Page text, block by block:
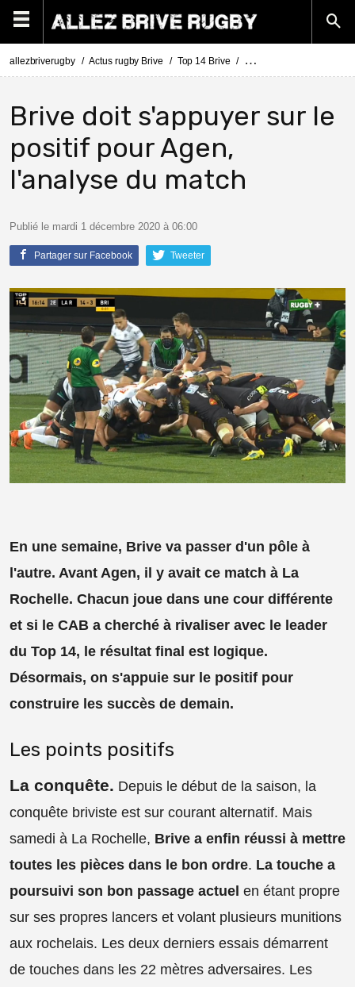
allezbriverugby Actus rugby Brive Top 14 Brive Top 14 La Rochelle -
Brive doit s'appuyer sur le
positif pour Agen,
l'analyse du match
Publié le mardi 1 décembre 2020 à 06:00
Partager sur Facebook Tweeter
En une semaine, Brive va passer d'un pôle à
l'autre. Avant Agen, il y avait ce match à La
Rochelle. Chacun joue dans une cour différente
et si le CAB a cherché à rivaliser avec le leader
du Top 14, le résultat final est logique.
Désormais, on s'appuie sur le positif pour
construire les succès de demain.
Les points positifs
La conquête. Depuis le début de la saison, la
conquête briviste est sur courant alternatif. Mais
samedi à La Rochelle, Brive a enfin réussi à mettre
toutes les pièces dans le bon ordre. La touche a
poursuivi son bon passage actuel en étant propre
sur ses propres lancers et volant plusieurs munitions
aux rochelais. Les deux derniers essais démarrent
de touches dans les 22 mètres adversaires. Les